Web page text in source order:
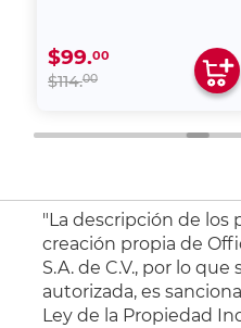
$99.00
$114.00
"La descripción de los
creación propia de
S.A. de C.V., por lo
autorizada, es
Ley de la Propiedad